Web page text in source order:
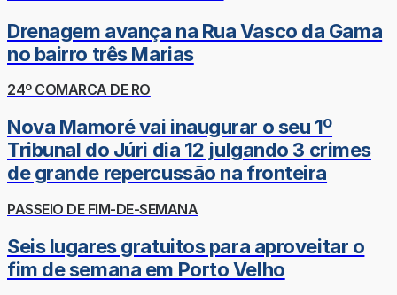
Drenagem avança na Rua Vasco da Gama
no bairro três Marias
24º COMARCA DE RO
Nova Mamoré vai inaugurar o seu 1º
Tribunal do Júri dia 12 julgando 3 crimes
de grande repercussão na fronteira
PASSEIO DE FIM-DE-SEMANA
Seis lugares gratuitos para aproveitar o
fim de semana em Porto Velho